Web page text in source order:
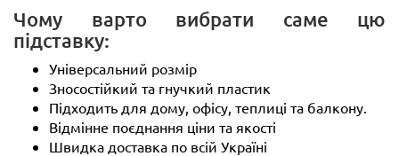
Чому варто вибрати саме цю
підставку:
Універсальний розмір
Зносостійкий та гнучкий пластик
Підходить для дому, офісу, теплиці та балкону.
Відмінне поєднання ціни та якості
Швидка доставка по всій Україні